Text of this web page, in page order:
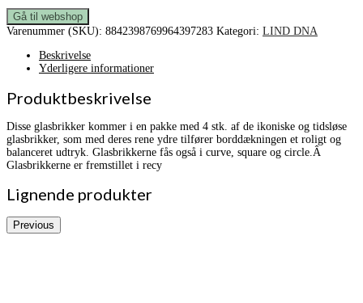
Gå til webshop
Varenummer (SKU): 8842398769964397283 Kategori: LIND DNA
Beskrivelse
Yderligere informationer
Produktbeskrivelse
Disse glasbrikker kommer i en pakke med 4 stk. af de ikoniske og tidsløse
glasbrikker, som med deres rene ydre tilfører borddækningen et roligt og
balanceret udtryk. Glasbrikkerne fås også i curve, square og circle.Â
Glasbrikkerne er fremstillet i recy
Lignende produkter
Previous